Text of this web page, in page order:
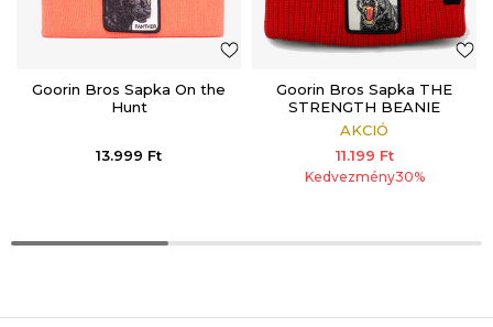
Goorin Bros Sapka On the
Hunt
13.999 Ft
Goorin Bros Sapka THE
STRENGTH BEANIE
AKCIÓ
11.199 Ft
Kedvezmény30%